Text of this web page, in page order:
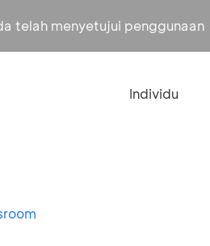
telah menyetujui penggunaan
Individu